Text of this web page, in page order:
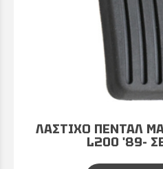
ΛΑΣΤΙΧΟ ΠΕΝΤΑΛ
L200 '89-